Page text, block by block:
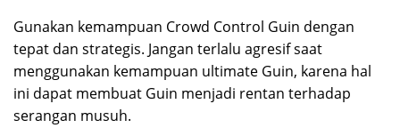
Gunakan kemampuan Crowd Control Guin dengan
tepat dan strategis. Jangan terlalu agresif saat
menggunakan kemampuan ultimate Guin, karena hal
ini dapat membuat Guin menjadi rentan terhadap
serangan musuh.